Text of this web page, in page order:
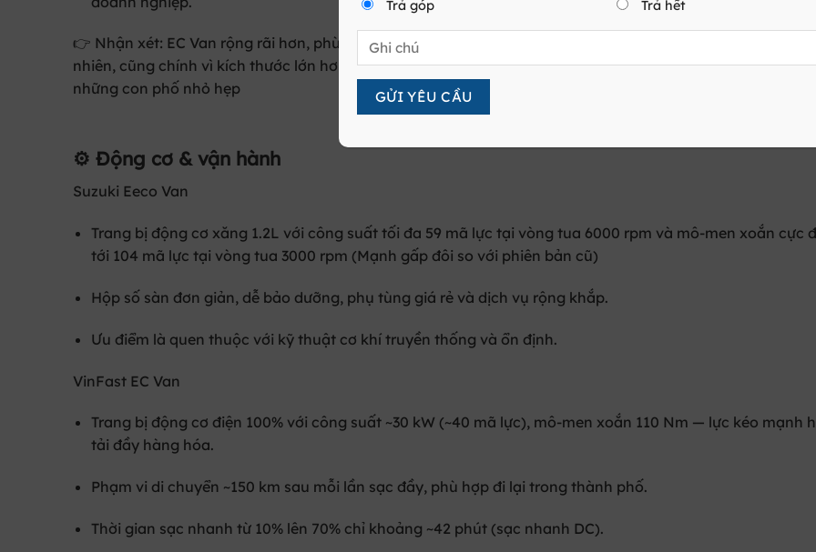
👉 Nhận xét: EC Van rộng rãi hơn, phù hợp chở hàng lớn hoặc nhiều kiện hơn trong mỗi chuyến đi nội đô.
nhiên, cũng chính vì kích thước lớn hơn và bán kính vòng quay rộng hơn sẽ cản trở tầm hoạt động của xe
những con phố nhỏ hẹp
⚙️ Động cơ & vận hành
Suzuki Eeco Van
Trang bị động cơ xăng 1.2L với công suất tối đa 59 mã lực tại vòng tua 6000 rpm và mô-men xoắn cực
tới 104 mã lực tại vòng tua 3000 rpm (Mạnh gấp đôi so với phiên bản cũ)
Hộp số sàn đơn giản, dễ bảo dưỡng, phụ tùng giá rẻ và dịch vụ rộng khắp.
Ưu điểm là quen thuộc với kỹ thuật cơ khí truyền thống và ổn định.
VinFast EC Van
Trang bị động cơ điện 100% với công suất ~30 kW (~40 mã lực), mô-men xoắn 110 Nm — lực kéo mạnh
tải đầy hàng hóa.
Phạm vi di chuyển ~150 km sau mỗi lần sạc đầy, phù hợp đi lại trong thành phố.
Thời gian sạc nhanh từ 10% lên 70% chỉ khoảng ~42 phút (sạc nhanh DC).
Trả góp
Trả hết